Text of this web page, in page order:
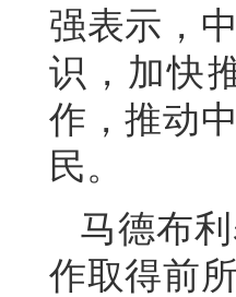
强表示，
识，加快
作，推动
民。
马德布
作取得前